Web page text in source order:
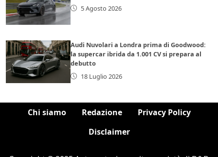
5 Agosto 2026
Audi Nuvolari a Londra prima di Goodwood:
la supercar ibrida da 1.001 CV si prepara al
debutto
18 Luglio 2026
Chi siamo Redazione
Privacy Policy
Disclaimer